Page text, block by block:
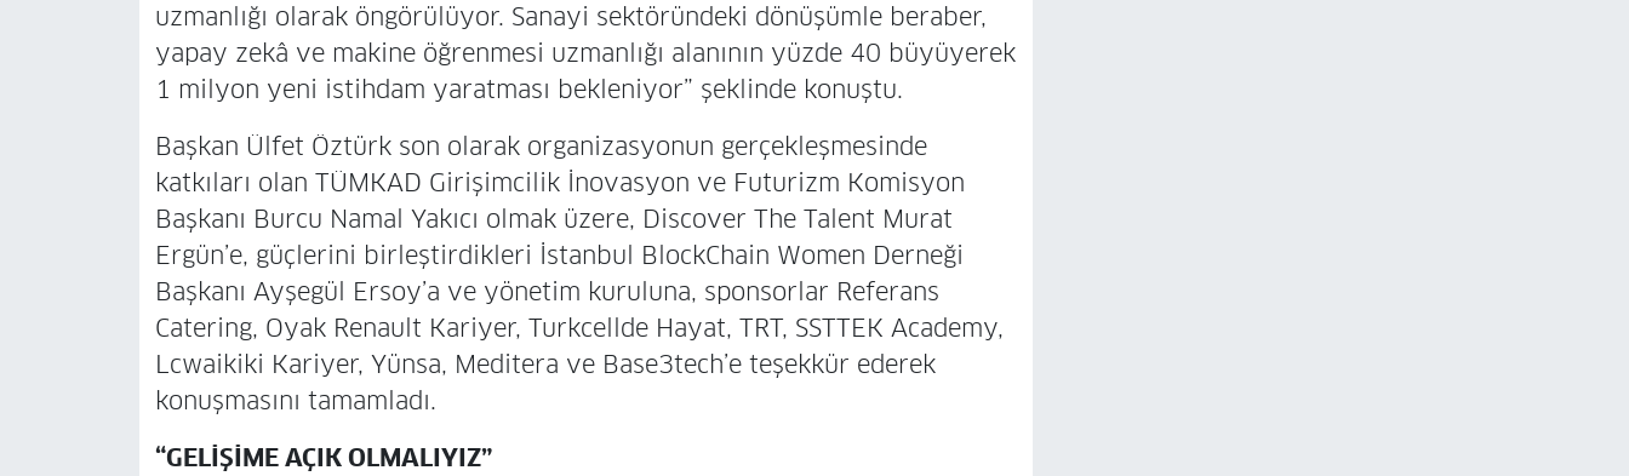
uzmanlığı olarak öngörülüyor. Sanayi sektöründeki dönüşümle beraber,
yapay zekâ ve makine öğrenmesi uzmanlığı alanının yüzde 40 büyüyerek
1 milyon yeni istihdam yaratması bekleniyor” şeklinde konuştu.
Başkan Ülfet Öztürk son olarak organizasyonun gerçekleşmesinde
katkıları olan TÜMKAD Girişimcilik İnovasyon ve Futurizm Komisyon
Başkanı Burcu Namal Yakıcı olmak üzere, Discover The Talent Murat
Ergün’e, güçlerini birleştirdikleri İstanbul BlockChain Women Derneği
Başkanı Ayşegül Ersoy’a ve yönetim kuruluna, sponsorlar Referans
Catering, Oyak Renault Kariyer, Turkcellde Hayat, TRT, SSTTEK Academy,
Lcwaikiki Kariyer, Yünsa, Meditera ve Base3tech’e teşekkür ederek
konuşmasını tamamladı.
“GELİŞİME AÇIK OLMALIYIZ”